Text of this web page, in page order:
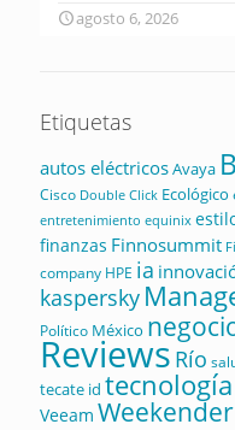
agosto 6, 2026
Etiquetas
autos eléctricosAvaya
Cisco Double Click Ecológico
entretenimiento equinix
finanzas Finnosummit
company HPE ia
kaspersky
Político México
Reviews Río
tecate id tecnología
Veeam Weekender